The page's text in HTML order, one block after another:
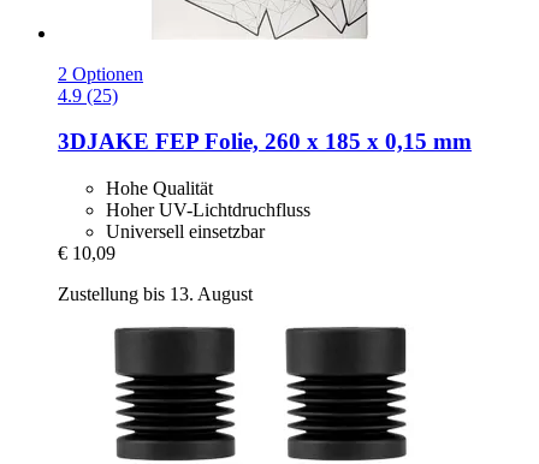
2 Optionen
4.9 (25)
3DJAKE FEP Folie, 260 x 185 x 0,15 mm
Hohe Qualität
Hoher UV-Lichtdruchfluss
Universell einsetzbar
€ 10,09
Zustellung bis 13. August